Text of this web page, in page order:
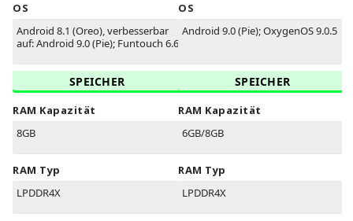
OS
Android 8.1 (Oreo), verbesserbar
auf: Android 9.0 (Pie); Funtouch 6.6
SPEICHER
RAM Kapazität
8GB
RAM Typ
LPDDR4X
OS
Android 9.0 (Pie); OxygenOS 9.0.5
SPEICHER
RAM Kapazität
6GB/8GB
RAM Typ
LPDDR4X